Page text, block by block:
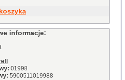
informacje:
01998
5900511019988